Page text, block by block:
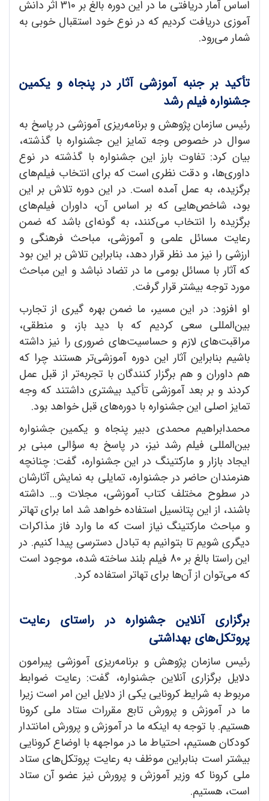
اساس آمار دریافتی ما در این دوره بالغ بر 310 اثر دانش
آموزی دریافت کردیم که در نوع خود استقبال خوبی به
شمار می‌رود.
تأکید بر جنبه آموزشی آثار در پنجاه و یکمین
جشنواره فیلم رشد
رئیس سازمان پژوهش و برنامه‌ریزی آموزشی در پاسخ به
سوال در خصوص وجه تمایز این جشنواره با گذشته،
بیان کرد: تفاوت بارز این جشنواره با گذشته در نوع
داوری‌ها، و دقت نظری است که برای انتخاب فیلم‌های
برگزیده، به عمل آمده است. در این دوره تلاش بر این
بود، شاخص‌هایی که بر اساس آن، داوران فیلم‌های
برگزیده را انتخاب می‌کنند، به گونه‌ای باشد که ضمن
رعایت مسائل علمی و آموزشی، مباحث فرهنگی و
ارزشی را نیز مد نظر قرار دهد، بنابراین تلاش بر این بود
که آثار با مسائل بومی ما در تضاد نباشد و این مباحث
مورد توجه بیشتر قرار گرفت.
او افزود: در این مسیر، ما ضمن بهره گیری از تجارب
بین‌المللی سعی کردیم که با دید باز، و منطقی،
مراقبت‌های لازم و حساسیت‌های ضروری را نیز داشته
باشیم بنابراین آثار این دوره آموزشی‌تر هستند چرا که
هم داوران و هم برگزار کنندگان با تجربه‌تر از قبل عمل
کردند و بر بعد آموزشی تأکید بیشتری داشتند که وجه
تمایز اصلی این جشنواره با دوره‌های قبل خواهد بود.
محمدابراهیم محمدی دبیر پنجاه و یکمین جشنواره
بین‌المللی فیلم رشد نیز، در پاسخ به سؤالی مبنی بر
ایجاد بازار و مارکتینگ در این جشنواره، گفت: چنانچه
هنرمندان حاضر در جشنواره، تمایلی به نمایش آثارشان
در سطوح مختلف کتاب آموزشی، مجلات و... داشته
باشند، از این پتانسیل استفاده خواهد شد اما برای تهاتر
و مباحث مارکتینگ نیاز است که ما وارد فاز مذاکرات
دیگری شویم تا بتوانیم به تبادل دسترسی پیدا کنیم. در
این راستا بالغ بر 80 فیلم بلند ساخته شده، موجود است
که می‌توان از آن‌ها برای تهاتر استفاده کرد.
برگزاری آنلاین جشنواره در راستای رعایت
پروتکل‌های بهداشتی
رئیس سازمان پژوهش و برنامه‌ریزی آموزشی پیرامون
دلایل برگزاری آنلاین جشنواره، گفت: رعایت ضوابط
مربوط به شرایط کرونایی یکی از دلایل این امر است زیرا
ما در آموزش و پرورش تابع مقررات ستاد ملی کرونا
هستیم. با توجه به اینکه ما در آموزش و پرورش امانتدار
کودکان هستیم، احتیاط ما در مواجهه با اوضاع کرونایی
بیشتر است بنابراین موظف به رعایت پروتکل‌های ستاد
ملی کرونا که وزیر آموزش و پرورش نیز عضو آن ستاد
است، هستیم.